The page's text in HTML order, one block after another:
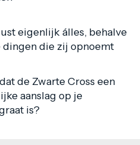
eigenlijk álles, behalve
dingen die zij opnoemt
de Zwarte Cross een
aanslag op je
is?